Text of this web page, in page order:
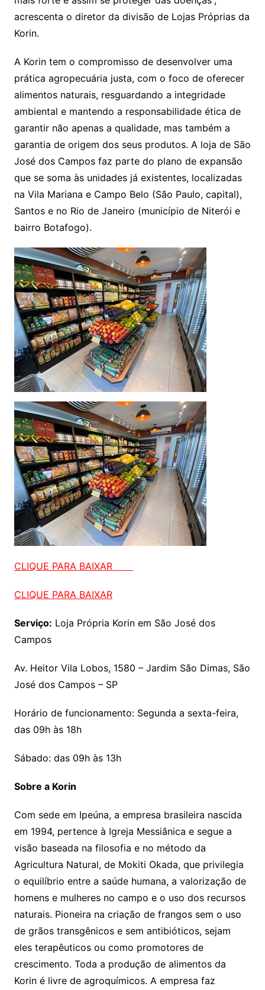
acrescenta o diretor da divisão de Lojas Próprias da
Korin.
A Korin tem o compromisso de desenvolver uma
prática agropecuária justa, com o foco de oferecer
alimentos naturais, resguardando a integridade
ambiental e mantendo a responsabilidade ética de
garantir não apenas a qualidade, mas também a
garantia de origem dos seus produtos. A loja de São
José dos Campos faz parte do plano de expansão
que se soma às unidades já existentes, localizadas
na Vila Mariana e Campo Belo (São Paulo, capital),
Santos e no Rio de Janeiro (município de Niterói e
bairro Botafogo).
CLIQUE PARA BAIXAR
CLIQUE PARA BAIXAR
Serviço: Loja Própria Korin em São José dos
Campos
Av. Heitor Vila Lobos, 1580 – Jardim São Dimas, São
José dos Campos – SP
Horário de funcionamento: Segunda a sexta-feira,
das 09h às 18h
Sábado: das 09h às 13h
Sobre a Korin
Com sede em Ipeúna, a empresa brasileira nascida
em 1994, pertence à Igreja Messiânica e segue a
visão baseada na filosofia e no método da
Agricultura Natural, de Mokiti Okada, que privilegia
o equilíbrio entre a saúde humana, a valorização de
homens e mulheres no campo e o uso dos recursos
naturais. Pioneira na criação de frangos sem o uso
de grãos transgênicos e sem antibióticos, sejam
eles terapêuticos ou como promotores de
crescimento. Toda a produção de alimentos da
Korin é livre de agroquímicos. A empresa faz